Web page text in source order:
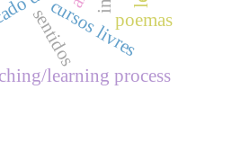
sentidos
cursos livrespoemas
learning process